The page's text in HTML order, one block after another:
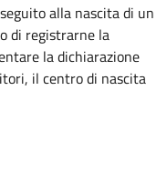
alla nascita di un
di registrarne la
la dichiarazione
il centro di nascita